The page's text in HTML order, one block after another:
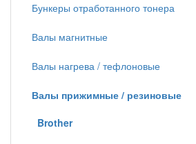
Бункеры отработанного тонера
Валы магнитные
Валы нагрева / тефлоновые
Валы прижимные / резиновые
Brother